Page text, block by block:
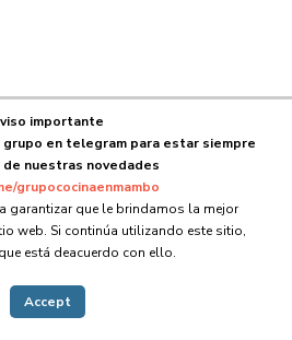
importante
en telegram para estar siempre
de nuestras novedades
grupococinaenmambo
garantizar que le brindamos la mejor
web. Si continúa utilizando este sitio,
está deacuerdo con ello.
Accept